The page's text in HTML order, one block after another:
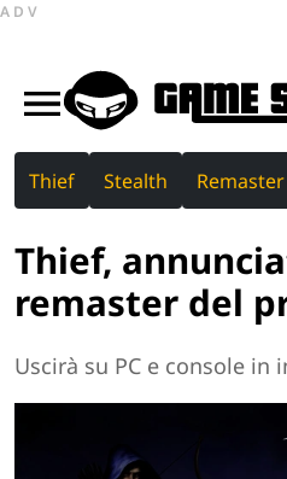
ADV
Thief Stealth Remaster
Thief,
remaster del
Uscirà su PC e console in